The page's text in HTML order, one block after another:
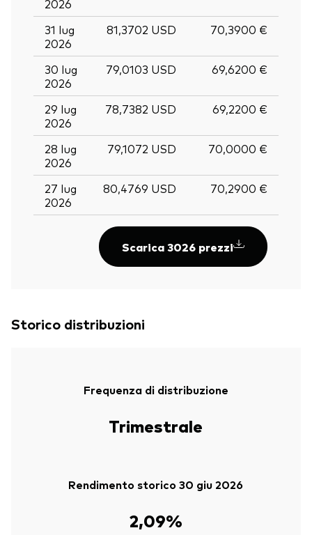
2026
31 lug
2026
81,3702 USD 70,3900 €
30 lug
2026
79,0103 USD 69,6200 €
29 lug
2026
78,7382 USD 69,2200 €
28 lug
2026
79,1072 USD 70,0000 €
27 lug
2026
80,4769 USD 70,2900 €
Scarica 3026 prezzi
Storico distribuzioni
Frequenza di distribuzione
Trimestrale
Rendimento storico 30 giu 2026
2,09%